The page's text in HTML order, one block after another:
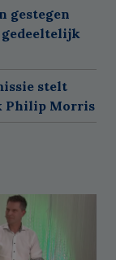
gestegen
gedeeltelijk
stelt
Philip Morris